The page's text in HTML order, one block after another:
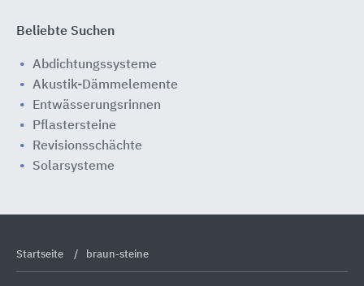
Beliebte Suchen
Abdichtungssysteme
Akustik-Dämmelemente
Entwässerungsrinnen
Pflastersteine
Revisionsschächte
Solarsysteme
Startseite braun-steine